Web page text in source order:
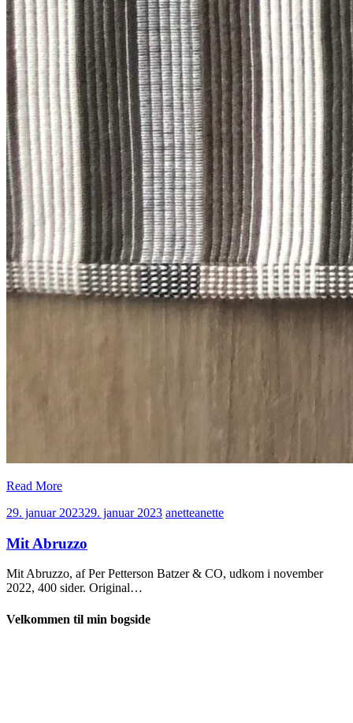
Read More
29. januar 202329. januar 2023 anetteanette
Mit Abruzzo
Mit Abruzzo, af Per Petterson Batzer & CO, udkom i november
2022, 400 sider. Original…
Velkommen til min bogside